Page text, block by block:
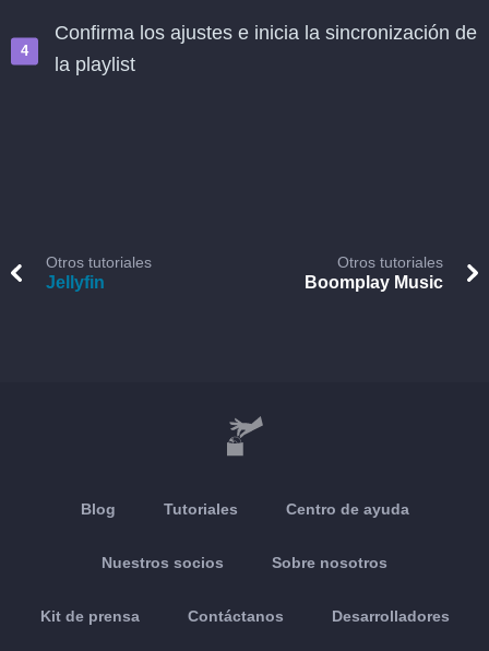
Confirma los ajustes e inicia la sincronización de
la playlist
Otros tutoriales
Jellyfin
Otros tutoriales
Boomplay Music
Blog Tutoriales Centro de ayuda
Nuestros socios Sobre nosotros
Kit de prensa Contáctanos Desarrolladores